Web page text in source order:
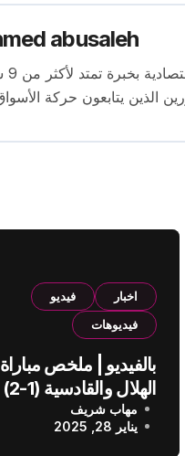
abusaleh
الذين يتابعون حركة
اخبار
فيديو
فيديوهات
بالفيديو | ملخص مباراة
الهلال والقادسية (1-2)
الدوري السعودي
مهاب شريف
يناير 28, 2025